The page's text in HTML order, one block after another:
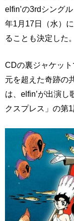
elfin’の3rdシング
年1月17日（水）
ることも決定した。
CDの裏ジャケッ
元を超えた奇跡の
は、elfin’が出演
クスプレス」の第